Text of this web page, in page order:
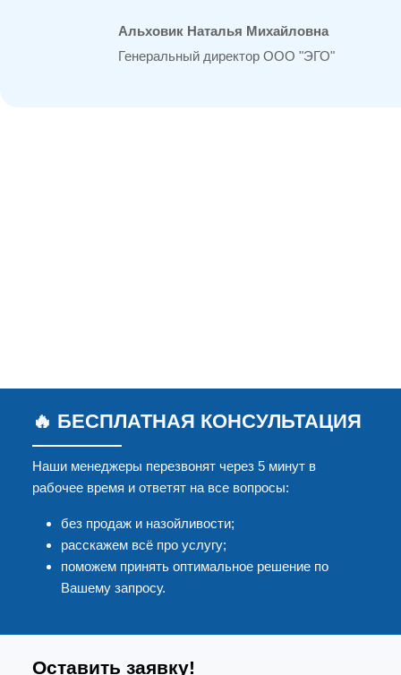
Альховик Наталья Михайловна
Генеральный директор ООО "ЭГО"
🔥 БЕСПЛАТНАЯ КОНСУЛЬТАЦИЯ
Наши менеджеры перезвонят через 5 минут в
рабочее время и ответят на все вопросы:
без продаж и назойливости;
расскажем всё про услугу;
поможем принять оптимальное решение по
Вашему запросу.
Оставить заявку!